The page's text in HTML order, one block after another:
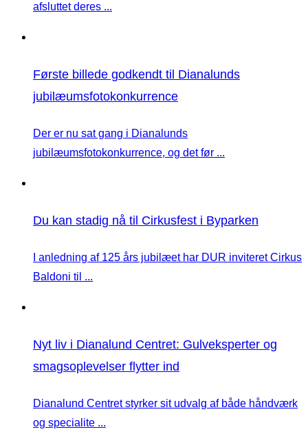
afsluttet deres ...
Første billede godkendt til Dianalunds
jubilæumsfotokonkurrence
Der er nu sat gang i Dianalunds
jubilæumsfotokonkurrence, og det før ...
Du kan stadig nå til Cirkusfest i Byparken
I anledning af 125 års jubilæet har DUR inviteret Cirkus
Baldoni til ...
Nyt liv i Dianalund Centret: Gulveksperter og
smagsoplevelser flytter ind
Dianalund Centret styrker sit udvalg af både håndværk
og specialite ...